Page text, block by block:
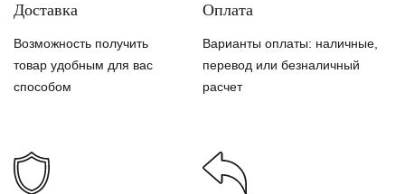
Доставка
Возможность получить
товар удобным для вас
способом
Оплата
Варианты оплаты: наличные,
перевод или безналичный
расчет